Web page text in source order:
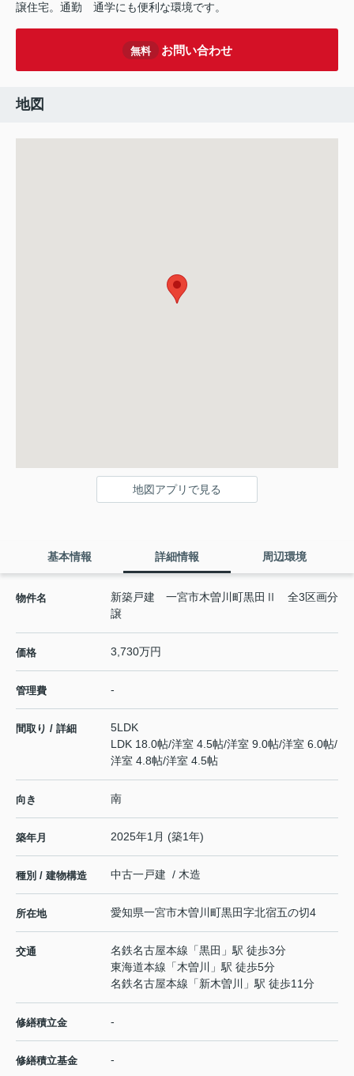
譲住宅。通勤
通学にも便利な環境です。
無料 お問い合わせ
地図
地図アプリで見る
基本情報 詳細情報 周辺環境
物件名
新築戸建 一宮市木曽川町黒田Ⅱ 全3区画分
譲
価格 3,730万円
管理費 -
間取り / 詳細
5LDK
LDK 18.0帖/洋室 4.5帖/洋室 9.0帖/洋室 6.0帖/
洋室 4.8帖/洋室 4.5帖
向き 南
築年月 2025年1月 (築1年)
種別 / 建物構造 中古一戸建 / 木造
所在地 愛知県一宮市木曽川町黒田字北宿五の切4
交通 名鉄名古屋本線 「黒田 」駅 徒歩3分
東海道本線 「木曽川
」駅 徒歩5分
名鉄名古屋本線 「新木曽川 」駅 徒歩11分
修繕積立金 -
修繕積立基金 -